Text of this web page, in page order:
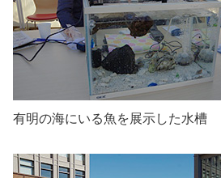
有明の海にいる魚を展示した水槽